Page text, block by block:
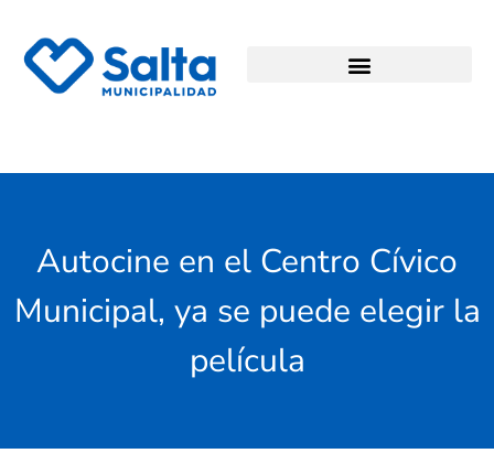
Autocine en el Centro Cívico
Municipal, ya se puede elegir la
película